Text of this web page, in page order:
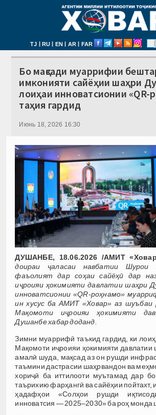
TJ | RU | EN | AR | FAR
Бо мақсади муаррифии
имконияти сайёҳии шаҳри
лоиҳаи инноватсионии «QR-
таҳия гардид
Июнь 18, 2026 16:30
ДУШАНБЕ, 18.06.2026 /АМИТ
доираи
ҷаласаи навбатии Шурои
фаъолият дар соҳаи сайёҳӣ дар
иҷроияи ҳокимияти давлатии шаҳри
инноватсионии «QR-роҳнамо»
ин хусус ба АМИТ «Ховар» аз шуъбаи
Мақомоти иҷроияи ҳокимияти
Душанбе хабар доданд.
Зимни муаррифӣ таъкид гардид, ки
Мақомоти иҷроияи ҳокимияти
амалӣ шуда, мақсад аз он рушди
таъмини дастрасии шаҳрвандон ва
хориҷӣ ба иттилооти муътамад дар
таърихию фарҳангӣ ва сайёҳии пойтахт,
ҳадафҳои «Солҳои рушди
инноватсия — 2025–2030» ба роҳ монда